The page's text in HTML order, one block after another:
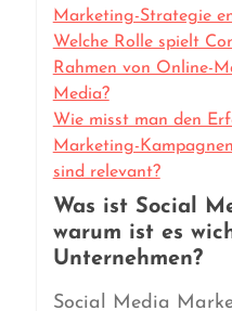
Marketing-Strategie
Welche Rolle spielt
Rahmen von Online-
Media?
Wie misst man den
Marketing-
sind relevant?
Was ist Social
warum ist es
Unternehmen?
Social Media